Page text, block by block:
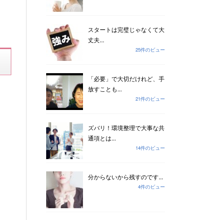
スタートは完璧じゃなくて大
丈夫...
25件のビュー
「必要」で大切だけれど、手
放すことも...
21件のビュー
ズバリ！環境整理で大事な共
通項とは...
14件のビュー
分からないから残すのです...
4件のビュー